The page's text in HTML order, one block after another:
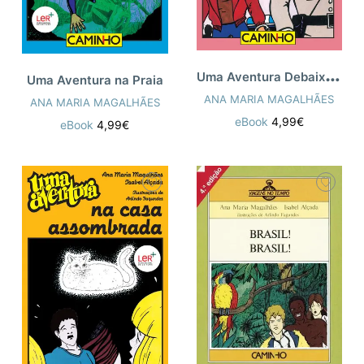
Uma Aventura na Praia
ANA MARIA MAGALHÃES
eBook4,99€
U
ma Aventura Debaixo da Terra
ANA MARIA MAGALHÃES
eBook 4,99€